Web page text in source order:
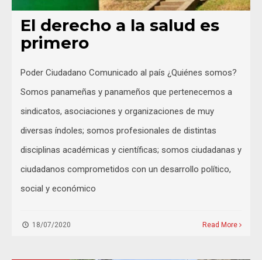
El derecho a la salud es
primero
Poder Ciudadano Comunicado al país ¿Quiénes somos?
Somos panameñas y panameños que pertenecemos a
sindicatos, asociaciones y organizaciones de muy
diversas índoles; somos profesionales de distintas
disciplinas académicas y científicas; somos ciudadanas y
ciudadanos comprometidos con un desarrollo político,
social y económico
18/07/2020 Read More